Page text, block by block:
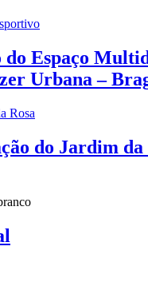
do Espaço
Urbana –
do Jardim da